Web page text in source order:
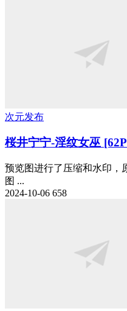
次元发布
桜井宁宁-淫纹女巫
预览图进行了压缩和水印，
图 ...
2024-10-06 658